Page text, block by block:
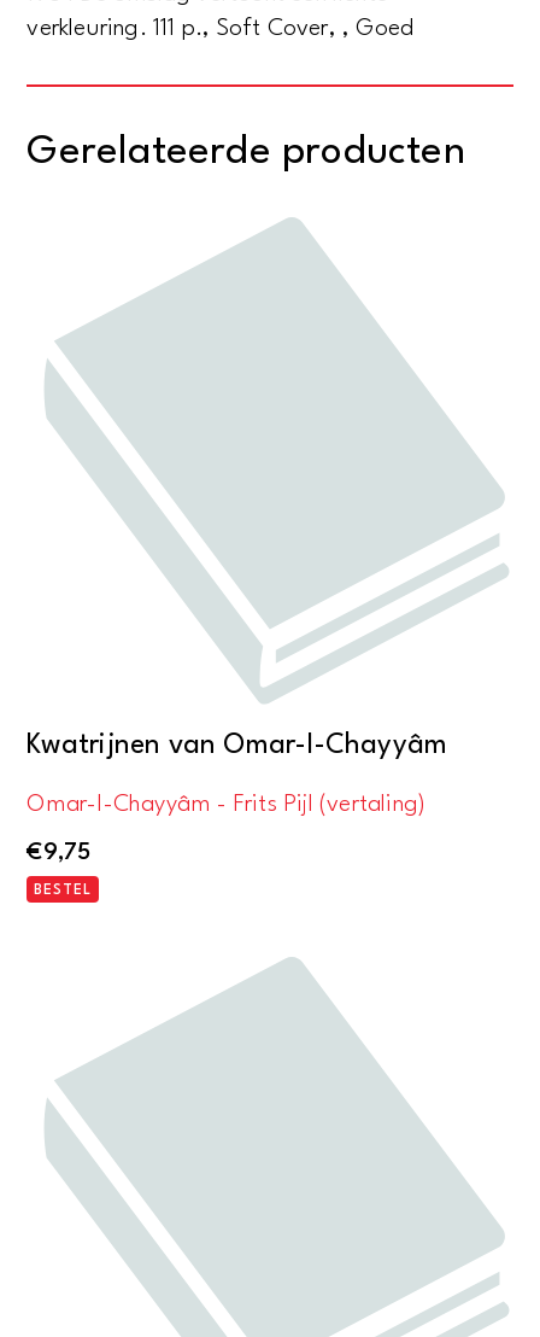
verkleuring. 111 p., Soft Cover, , Goed
Gerelateerde producten
Kwatrijnen van Omar-I-Chayyâm
Omar-I-Chayyâm - Frits Pijl (vertaling)
€9,75
BESTEL